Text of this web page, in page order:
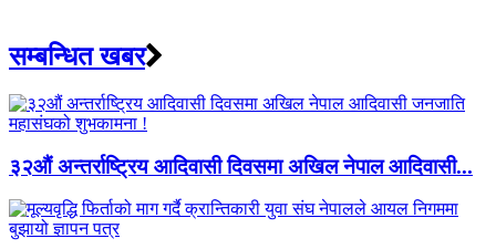
सम्बन्धित खबर
३२औं अन्तर्राष्ट्रिय आदिवासी दिवसमा अखिल नेपाल आदिवासी...